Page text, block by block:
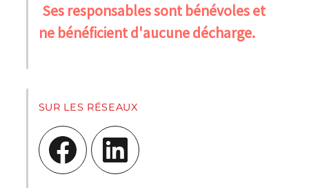
Ses responsables sont bénévoles et
ne bénéficient d'aucune décharge.
SUR LES RÉSEAUX
Facebook LinkedIn